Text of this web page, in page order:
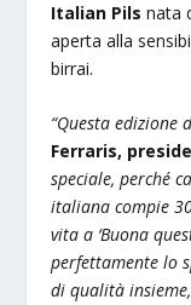
Italian Pils nata
aperta alla
birrai.
“Questa
Ferraris,
speciale, perché
italiana compie
vita a ‘Buona
perfettamente lo
di qualità